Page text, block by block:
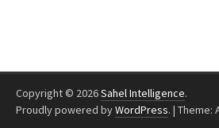
Copyright © 2026Sahel Intelligence.
Proudly powered byWordPress. | Theme: